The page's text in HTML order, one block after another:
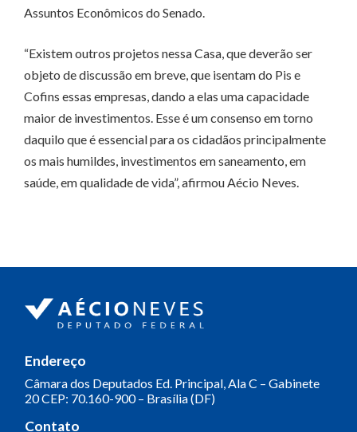
Assuntos Econômicos do Senado.
“Existem outros projetos nessa Casa, que deverão ser
objeto de discussão em breve, que isentam do Pis e
Cofins essas empresas, dando a elas uma capacidade
maior de investimentos. Esse é um consenso em torno
daquilo que é essencial para os cidadãos principalmente
os mais humildes, investimentos em saneamento, em
saúde, em qualidade de vida”, afirmou Aécio Neves.
Endereço
Câmara dos Deputados Ed. Principal, Ala C – Gabinete
20CEP: 70.160-900 – Brasília (DF)
Contato